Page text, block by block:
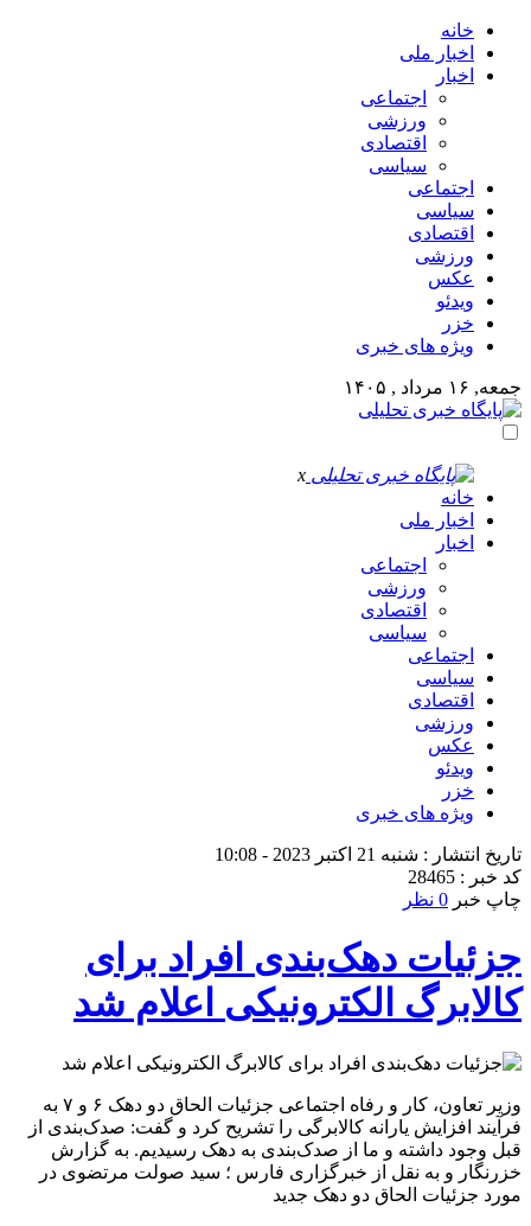
خانه
اخبار ملی
اخبار
اجتماعی
ورزشی
اقتصادی
سیاسی
اجتماعی
سیاسی
اقتصادی
ورزشی
عکس
ویدئو
خزر
ویژه های خبری
جمعه, ۱۶ مرداد , ۱۴۰۵
x
خانه
اخبار ملی
اخبار
اجتماعی
ورزشی
اقتصادی
سیاسی
اجتماعی
سیاسی
اقتصادی
ورزشی
عکس
ویدئو
خزر
ویژه های خبری
تاریخ انتشار : شنبه 21 اکتبر 2023 - 10:08
کد خبر : 28465
چاپ خبر 0 نظر
جزئیات دهک‌بندی افراد برای
کالابرگ الکترونیکی اعلام شد
وزیر تعاون، کار و رفاه اجتماعی جزئیات الحاق دو دهک ۶ و ۷ به
فرآیند افزایش یارانه کالابرگی را تشریح کرد و گفت: صدک‌بندی از
قبل وجود داشته و ما از صدک‌بندی به دهک رسیدیم. به گزارش
خزرنگار و به نقل از خبرگزاری فارس ؛ سید صولت مرتضوی در
مورد جزئیات الحاق دو دهک جدید